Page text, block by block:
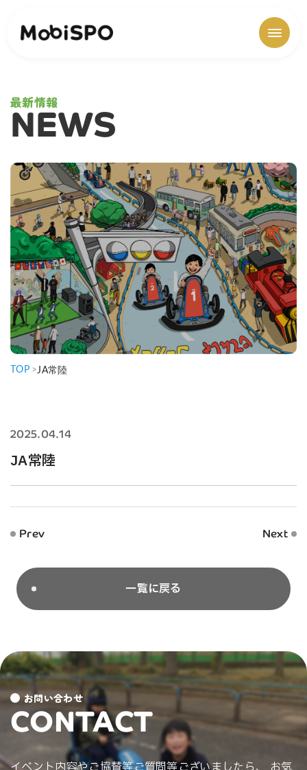
最新情報
NEWS
TOP > JA常陸
2025.04.14
JA常陸
Prev Next
一覧に戻る
お問い合わせ
CONTACT